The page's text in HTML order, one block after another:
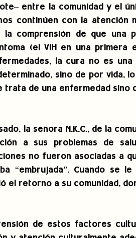
entre la comunidad y el
continúen con la atención
la comprensión de que una
(el VIH en una
la cura no es
sino de por vida,
trata de una enfermedad sino
la señora N.K.C., de la
a sus problemas de
no fueron asociadas a
“embrujada”. Cuando se
el retorno a su comunidad,
de estos factores